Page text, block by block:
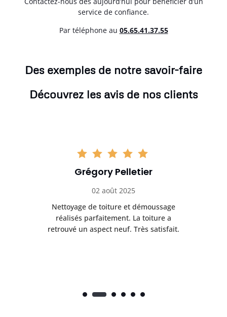
service de confiance.
Par téléphone au 05.65.41.37.55
Des exemples de notre savoir-faire
Découvrez les avis de nos clients
Grégory Pelletier
02 août 2025
Nettoyage de toiture et démoussage
réalisés parfaitement. La toiture a
retrouvé un aspect neuf. Très satisfait.